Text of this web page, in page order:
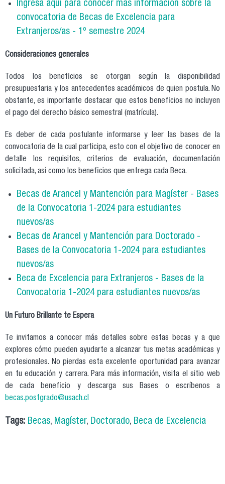
Ingresa aquí para conocer más información sobre la
convocatoria de Becas de Excelencia para
Extranjeros/as - 1º semestre 2024
Consideraciones generales
Todos los beneficios se otorgan según la disponibilidad
presupuestaria y los antecedentes académicos de quien postula. No
obstante, es importante destacar que estos beneficios no incluyen
el pago del derecho básico semestral (matrícula).
Es deber de cada postulante informarse y leer las bases de la
convocatoria de la cual participa, esto con el objetivo de conocer en
detalle los requisitos, criterios de evaluación, documentación
solicitada, así como los beneficios que entrega cada Beca.
Becas de Arancel y Mantención para Magíster - Bases
de la Convocatoria 1-2024 para estudiantes
nuevos/as
Becas de Arancel y Mantención para Doctorado -
Bases de la Convocatoria 1-2024 para estudiantes
nuevos/as
Beca de Excelencia para Extranjeros - Bases de la
Convocatoria 1-2024 para estudiantes nuevos/as
Un Futuro Brillante te Espera
Te invitamos a conocer más detalles sobre estas becas y a que
explores cómo pueden ayudarte a alcanzar tus metas académicas y
profesionales. No pierdas esta excelente oportunidad para avanzar
en tu educación y carrera. Para más información, visita el sitio web
de cada beneficio y descarga sus Bases o escríbenos a
becas.postgrado@usach.cl
Tags: Becas, Magíster, Doctorado, Beca de Excelencia